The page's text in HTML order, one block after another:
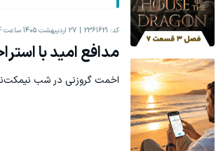
کد: 2361621 27 اردیبهشت 1405 ساعت 21:24
مدافع امید با
اخمت گروزنی در شب